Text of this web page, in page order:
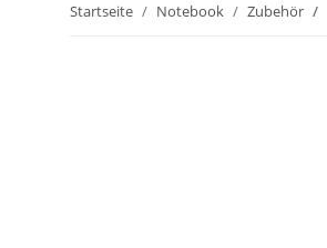
Startseite Notebook Zubehör